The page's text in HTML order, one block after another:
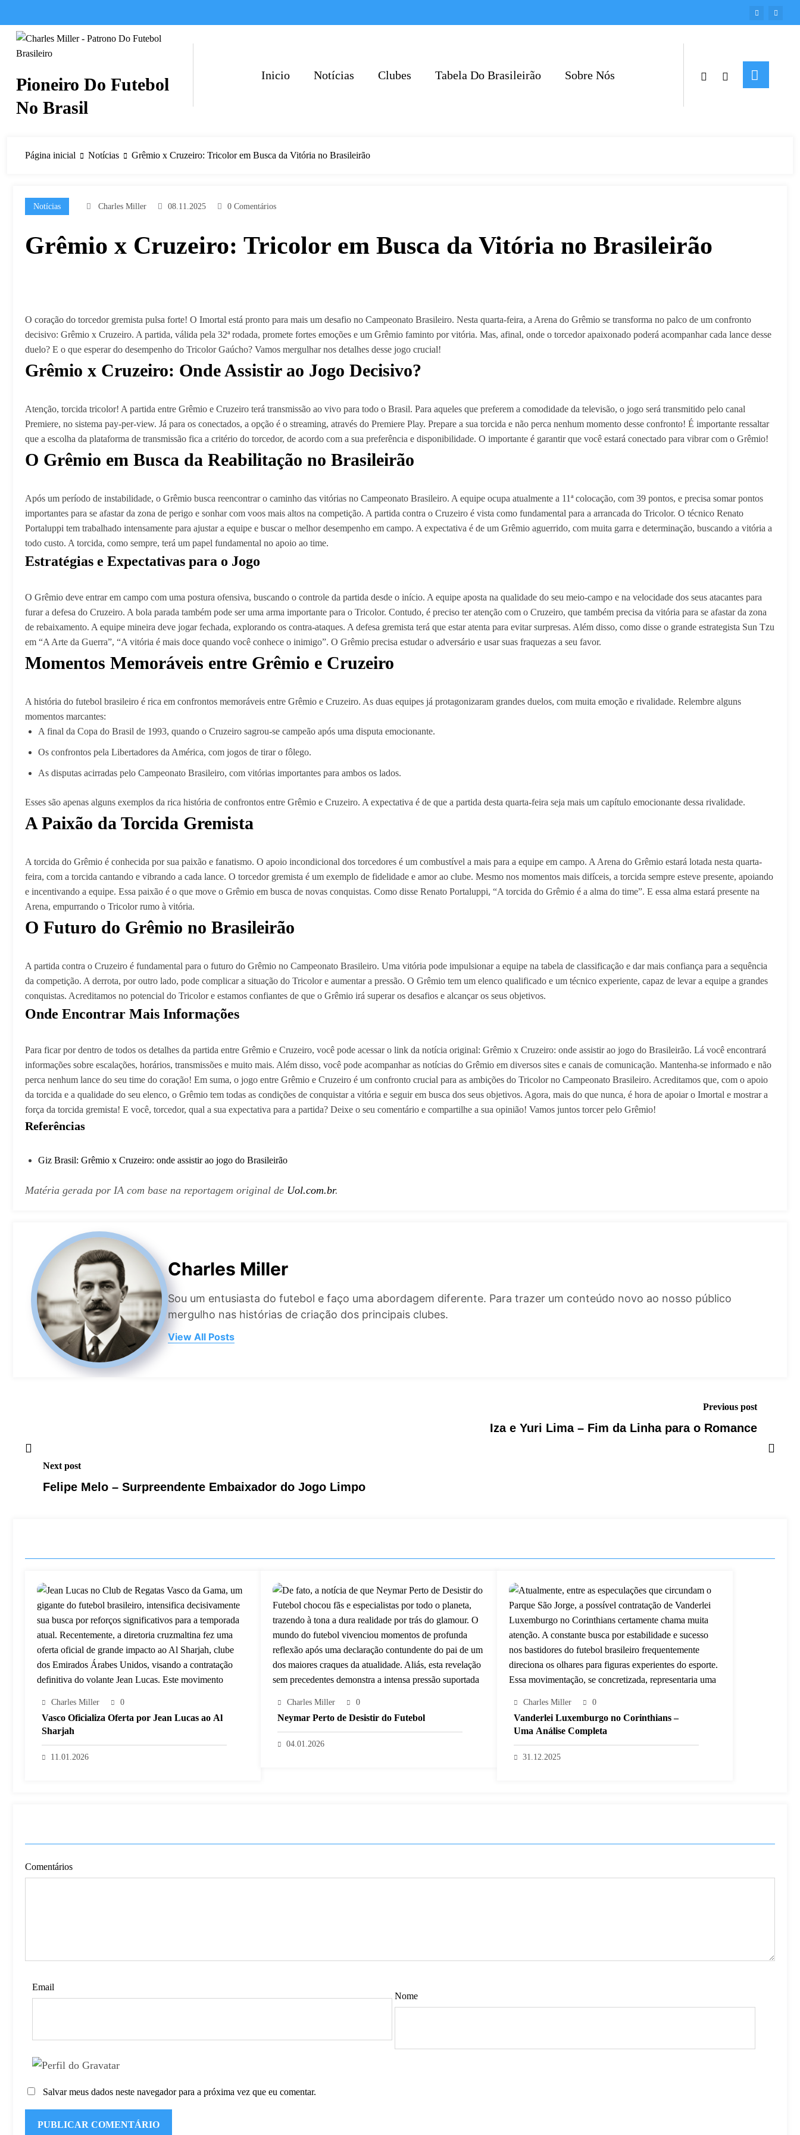
conteúdo
Pioneiro Do Futebol
No Brasil
Inicio Notícias Clubes Tabela Do Brasileirão Sobre Nós
Página inicial Notícias Grêmio x Cruzeiro: Tricolor em Busca da Vitória no Brasileirão
Notícias Charles Miller 08.11.2025 0 Comentários
Grêmio x Cruzeiro: Tricolor em Busca da Vitória no Brasileirão
O coração do torcedor gremista pulsa forte! O Imortal está pronto para mais um desafio no Campeonato Brasileiro. Nesta quarta-feira, a Arena do Grêmio se transforma no palco de um confronto
decisivo: Grêmio x Cruzeiro. A partida, válida pela 32ª rodada, promete fortes emoções e um Grêmio faminto por vitória. Mas, afinal, onde o torcedor apaixonado poderá acompanhar cada lance desse
duelo? E o que esperar do desempenho do Tricolor Gaúcho? Vamos mergulhar nos detalhes desse jogo crucial!
Grêmio x Cruzeiro: Onde Assistir ao Jogo Decisivo?
Atenção, torcida tricolor! A partida entre Grêmio e Cruzeiro terá transmissão ao vivo para todo o Brasil. Para aqueles que preferem a comodidade da televisão, o jogo será transmitido pelo canal
Premiere, no sistema pay-per-view. Já para os conectados, a opção é o streaming, através do Premiere Play. Prepare a sua torcida e não perca nenhum momento desse confronto! É importante ressaltar
que a escolha da plataforma de transmissão fica a critério do torcedor, de acordo com a sua preferência e disponibilidade. O importante é garantir que você estará conectado para vibrar com o Grêmio!
O Grêmio em Busca da Reabilitação no Brasileirão
Após um período de instabilidade, o Grêmio busca reencontrar o caminho das vitórias no Campeonato Brasileiro. A equipe ocupa atualmente a 11ª colocação, com 39 pontos, e precisa somar pontos
importantes para se afastar da zona de perigo e sonhar com voos mais altos na competição. A partida contra o Cruzeiro é vista como fundamental para a arrancada do Tricolor. O técnico Renato
Portaluppi tem trabalhado intensamente para ajustar a equipe e buscar o melhor desempenho em campo. A expectativa é de um Grêmio aguerrido, com muita garra e determinação, buscando a vitória a
todo custo. A torcida, como sempre, terá um papel fundamental no apoio ao time.
Estratégias e Expectativas para o Jogo
O Grêmio deve entrar em campo com uma postura ofensiva, buscando o controle da partida desde o início. A equipe aposta na qualidade do seu meio-campo e na velocidade dos seus atacantes para
furar a defesa do Cruzeiro. A bola parada também pode ser uma arma importante para o Tricolor. Contudo, é preciso ter atenção com o Cruzeiro, que também precisa da vitória para se afastar da zona
de rebaixamento. A equipe mineira deve jogar fechada, explorando os contra-ataques. A defesa gremista terá que estar atenta para evitar surpresas. Além disso, como disse o grande estrategista Sun Tzu
em “A Arte da Guerra”, “A vitória é mais doce quando você conhece o inimigo”. O Grêmio precisa estudar o adversário e usar suas fraquezas a seu favor.
Momentos Memoráveis entre Grêmio e Cruzeiro
A história do futebol brasileiro é rica em confrontos memoráveis entre Grêmio e Cruzeiro. As duas equipes já protagonizaram grandes duelos, com muita emoção e rivalidade. Relembre alguns
momentos marcantes:
A final da Copa do Brasil de 1993, quando o Cruzeiro sagrou-se campeão após uma disputa emocionante.
Os confrontos pela Libertadores da América, com jogos de tirar o fôlego.
As disputas acirradas pelo Campeonato Brasileiro, com vitórias importantes para ambos os lados.
Esses são apenas alguns exemplos da rica história de confrontos entre Grêmio e Cruzeiro. A expectativa é de que a partida desta quarta-feira seja mais um capítulo emocionante dessa rivalidade.
A Paixão da Torcida Gremista
A torcida do Grêmio é conhecida por sua paixão e fanatismo. O apoio incondicional dos torcedores é um combustível a mais para a equipe em campo. A Arena do Grêmio estará lotada nesta quarta-
feira, com a torcida cantando e vibrando a cada lance. O torcedor gremista é um exemplo de fidelidade e amor ao clube. Mesmo nos momentos mais difíceis, a torcida sempre esteve presente, apoiando
e incentivando a equipe. Essa paixão é o que move o Grêmio em busca de novas conquistas. Como disse Renato Portaluppi, “A torcida do Grêmio é a alma do time”. E essa alma estará presente na
Arena, empurrando o Tricolor rumo à vitória.
O Futuro do Grêmio no Brasileirão
A partida contra o Cruzeiro é fundamental para o futuro do Grêmio no Campeonato Brasileiro. Uma vitória pode impulsionar a equipe na tabela de classificação e dar mais confiança para a sequência
da competição. A derrota, por outro lado, pode complicar a situação do Tricolor e aumentar a pressão. O Grêmio tem um elenco qualificado e um técnico experiente, capaz de levar a equipe a grandes
conquistas. Acreditamos no potencial do Tricolor e estamos confiantes de que o Grêmio irá superar os desafios e alcançar os seus objetivos.
Onde Encontrar Mais Informações
Para ficar por dentro de todos os detalhes da partida entre Grêmio e Cruzeiro, você pode acessar o link da notícia original: Grêmio x Cruzeiro: onde assistir ao jogo do Brasileirão. Lá você encontrará
informações sobre escalações, horários, transmissões e muito mais. Além disso, você pode acompanhar as notícias do Grêmio em diversos sites e canais de comunicação. Mantenha-se informado e não
perca nenhum lance do seu time do coração! Em suma, o jogo entre Grêmio e Cruzeiro é um confronto crucial para as ambições do Tricolor no Campeonato Brasileiro. Acreditamos que, com o apoio
da torcida e a qualidade do seu elenco, o Grêmio tem todas as condições de conquistar a vitória e seguir em busca dos seus objetivos. Agora, mais do que nunca, é hora de apoiar o Imortal e mostrar a
força da torcida gremista! E você, torcedor, qual a sua expectativa para a partida? Deixe o seu comentário e compartilhe a sua opinião! Vamos juntos torcer pelo Grêmio!
Referências
Giz Brasil: Grêmio x Cruzeiro: onde assistir ao jogo do Brasileirão
Matéria gerada por IA com base na reportagem original de Uol.com.br.
Charles Miller
Sou um entusiasta do futebol e faço uma abordagem diferente. Para trazer um conteúdo novo ao nosso público
mergulho nas histórias de criação dos principais clubes.
View All Posts
Previous post
Iza e Yuri Lima – Fim da Linha para o Romance
Next post
Felipe Melo – Surpreendente Embaixador do Jogo Limpo
Charles Miller 0
Vasco Oficializa Oferta por Jean Lucas ao Al
Sharjah
11.01.2026
Charles Miller 0
Neymar Perto de Desistir do Futebol
04.01.2026
Charles Miller 0
Vanderlei Luxemburgo no Corinthians –
Uma Análise Completa
31.12.2025
Comentários
Email
Nome
Salvar meus dados neste navegador para a próxima vez que eu comentar.